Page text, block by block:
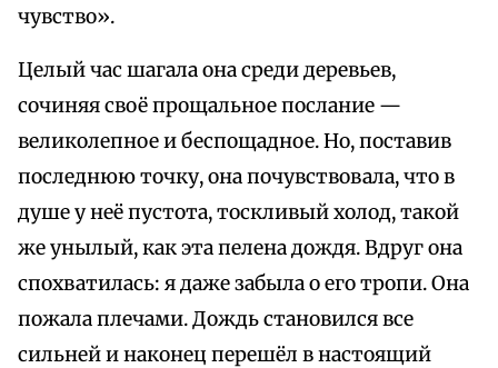
чувство».
Целый час шагала она среди деревьев,
сочиняя своё прощальное послание —
великолепное и беспощадное. Но, поставив
последнюю точку, она почувствовала, что в
душе у неё пустота, тоскливый холод, такой
же унылый, как эта пелена дождя. Вдруг она
спохватилась: я даже забыла о его тропи. Она
пожала плечами. Дождь становился все
сильней и наконец перешёл в настоящий